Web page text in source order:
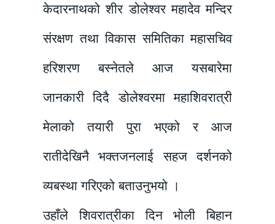
केदारनाथको शीर डोलेश्वर महादेव मन्दिर
संरक्षण तथा विकास समितिका महासचिव
हरिशरण बस्नेतले आज यसबारेमा
जानकारी दिदै डोलेश्वरमा महाशिवरात्री
मेलाको तयारी पुरा भएको र आज
रातीदेखिनै भक्तजनलाई सहज दर्शनको
व्यबस्था गरिएको बताउनुभयो ।
उहाँले शिवरात्रीका दिन भोली बिहान